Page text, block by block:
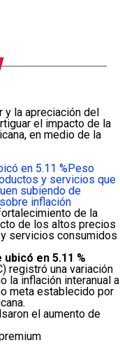
y la apreciación del
el impacto de la
en medio de la
en 5.11 %Peso
y servicios que
subiendo de
inflación
de la
de los altos precios
servicios consumidos
en 5.11 %
registró una variación
la inflación interanual a
meta establecido por
el aumento de